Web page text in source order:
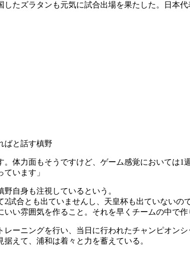
たズラタンも元気に試合出場を果たした。日本
ばと話す槙野
。体力面もそうですけど、ゲーム感覚においては
います」
自身も注視しているという。
2試合とも出ていませんし、天皇杯も出ていない
い雰囲気を作ること。それを早くチームの中で
ーニングを行い、当日に行われたチャンピオン
えて、浦和は着々と力を蓄えている。